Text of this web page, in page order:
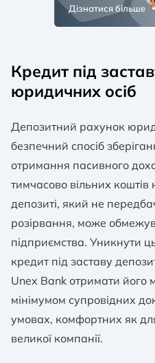
Дізнатися більше
Кредит під
юридичних осіб
Депозитний рахунок
безпечний спосіб
отримання пасивного
тимчасово вільних
депозиті, який не
розірвання, може
підприємства. Уникнути
кредит під заставу
Unex Bank отримати
мінімумом супровідних
умовах, комфортних як
великої компанії.